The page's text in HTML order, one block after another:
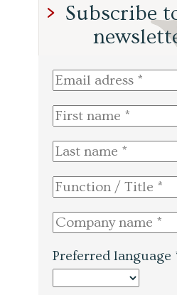
Subscribe
Preferred language